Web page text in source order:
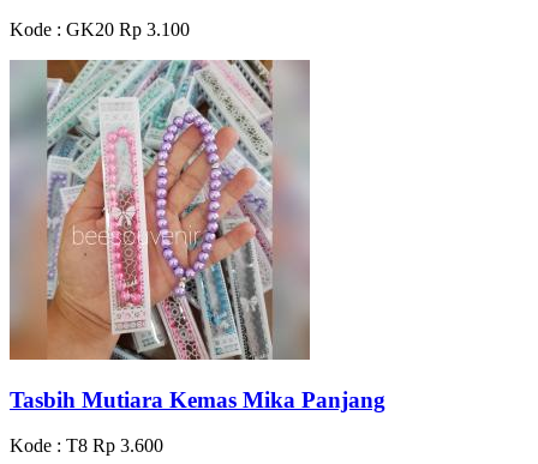
Kode : GK20 Rp 3.100
Tasbih Mutiara Kemas Mika Panjang
Kode : T8 Rp 3.600